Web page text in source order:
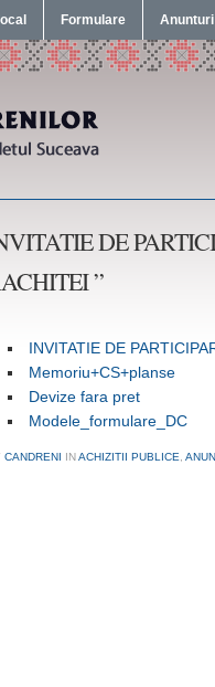
Formulare Anunturi
DE
”
INVITATIE DE
Memoriu+CS+planse
Devize fara pret
Modele_formulare_DC
CANDRENI INACHIZITII PUBLICE